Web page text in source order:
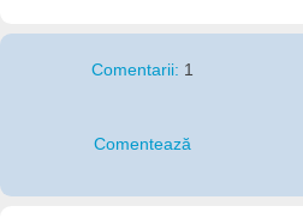
Comentarii: 1
Comentează